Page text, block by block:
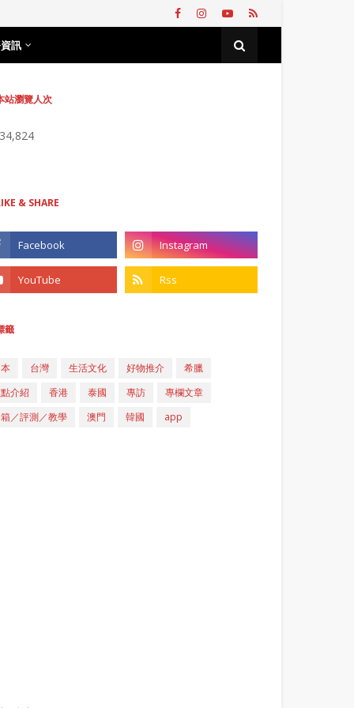
訊
站瀏覽人次
& SHARE
籤
台灣 生活文化 好物推介
希臘
介紹
香港 泰國 專訪
專欄文章
／評測／教學
澳門 韓國 app